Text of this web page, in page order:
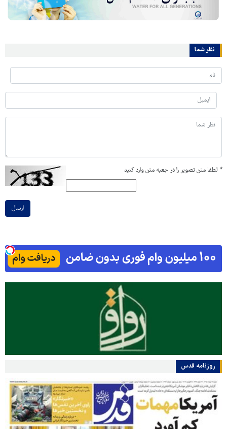
نظر شما
* لطفا متن تصویر را در جعبه متن وارد کنید
ارسال
روزنامه قدس